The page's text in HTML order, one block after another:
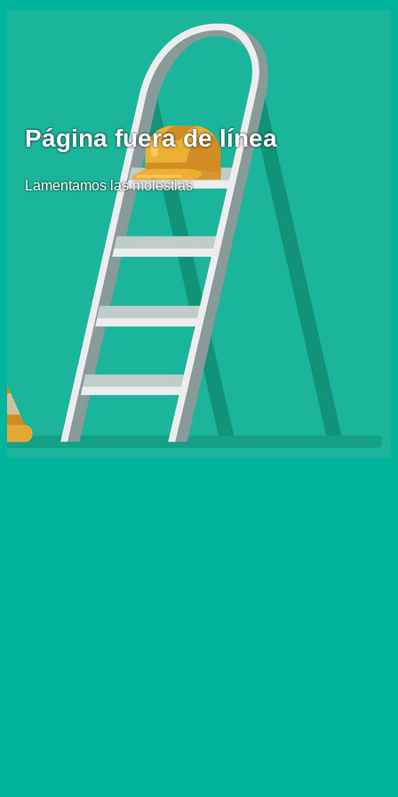
Página fuera de línea
Lamentamos las molestias